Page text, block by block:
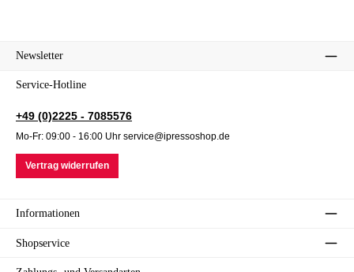
Newsletter
Service-Hotline
+49 (0)2225 - 7085576
Mo-Fr: 09:00 - 16:00 Uhr service@ipressoshop.de
Vertrag widerrufen
Informationen
Shopservice